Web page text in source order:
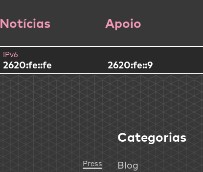
Notícias Apoio
IPv6
2620:fe::fe 2620:fe::9
Press
Categorias
Blog